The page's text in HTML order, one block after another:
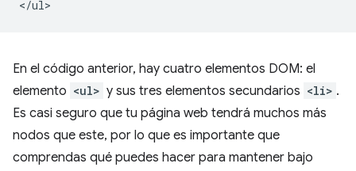
En el código anterior, hay cuatro elementos DOM: el
elemento <ul> y sus tres elementos secundarios <li> .
Es casi seguro que tu página web tendrá muchos más
nodos que este, por lo que es importante que
comprendas qué puedes hacer para mantener bajo